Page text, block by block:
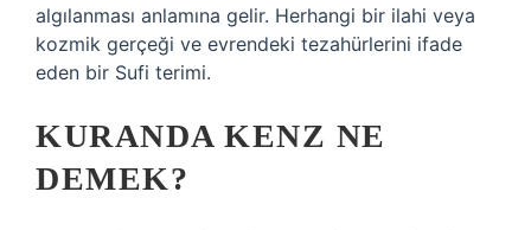
algılanması anlamına gelir. Herhangi bir ilahi veya
kozmik gerçeği ve evrendeki tezahürlerini ifade
eden bir Sufi terimi.
KURANDA KENZ NE
DEMEK?